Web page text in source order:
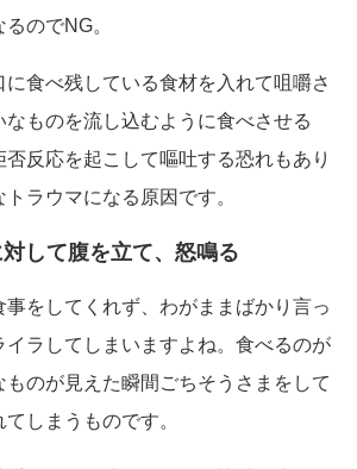
のでNG。
食べ残している食材を入れて咀嚼さ
ものを流し込むように食べさせる
反応を起こして嘔吐する恐れもあり
ラウマになる原因です。
して腹を立て、怒鳴る
をしてくれず、わがままばかり言っ
イラしてしまいますよね。食べるのが
のが見えた瞬間ごちそうさまをして
しまうものです。